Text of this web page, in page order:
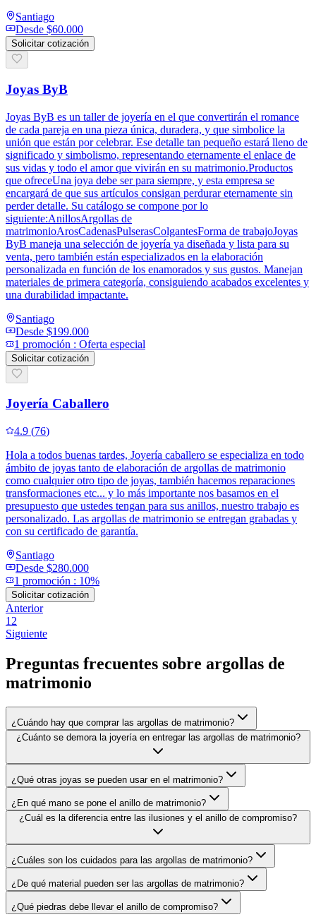
Santiago
Desde $60.000
Solicitar cotización
Joyas ByB
Joyas ByB es un taller de joyería en el que convertirán el romance
de cada pareja en una pieza única, duradera, y que simbolice la
unión que están por celebrar. Ese detalle tan pequeño estará lleno de
significado y simbolismo, representando eternamente el enlace de
sus vidas y todo el amor que vivirán en su matrimonio.Productos
que ofreceUna joya debe ser para siempre, y esta empresa se
encargará de que sus artículos consigan perdurar eternamente sin
perder detalle. Su catálogo se compone por lo
siguiente:AnillosArgollas de
matrimonioArosCadenasPulserasColgantesForma de trabajoJoyas
ByB maneja una selección de joyería ya diseñada y lista para su
venta, pero también están especializados en la elaboración
personalizada en función de los enamorados y sus gustos. Manejan
materiales de primera categoría, consiguiendo acabados excelentes y
una durabilidad impactante.
Santiago
Desde $199.000
1 promoción : Oferta especial
Solicitar cotización
Joyería Caballero
4.9 (76)
Hola a todos buenas tardes, Joyería caballero se especializa en todo
ámbito de joyas tanto de elaboración de argollas de matrimonio
como cualquier otro tipo de joyas, también hacemos reparaciones
transformaciones etc... y lo más importante nos basamos en el
presupuesto que ustedes tengan para sus anillos, nuestro trabajo es
personalizado. Las argollas de matrimonio se entregan grabadas y
con su certificado de garantía.
Santiago
Desde $280.000
1 promoción : 10%
Solicitar cotización
Anterior
1 2
Siguiente
Preguntas frecuentes sobre argollas de
matrimonio
¿Cuándo hay que comprar las argollas de matrimonio?
¿Cuánto se demora la joyería en entregar las argollas de matrimonio?
¿Qué otras joyas se pueden usar en el matrimonio?
¿En qué mano se pone el anillo de matrimonio?
¿Cuál es la diferencia entre las ilusiones y el anillo de compromiso?
¿Cuáles son los cuidados para las argollas de matrimonio?
¿De qué material pueden ser las argollas de matrimonio?
¿Qué piedras debe llevar el anillo de compromiso?